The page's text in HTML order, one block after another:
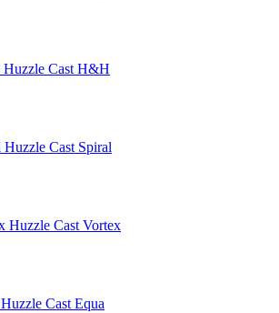
Huzzle Cast H&H
Huzzle Cast Spiral
Huzzle Cast Vortex
Huzzle Cast Equa